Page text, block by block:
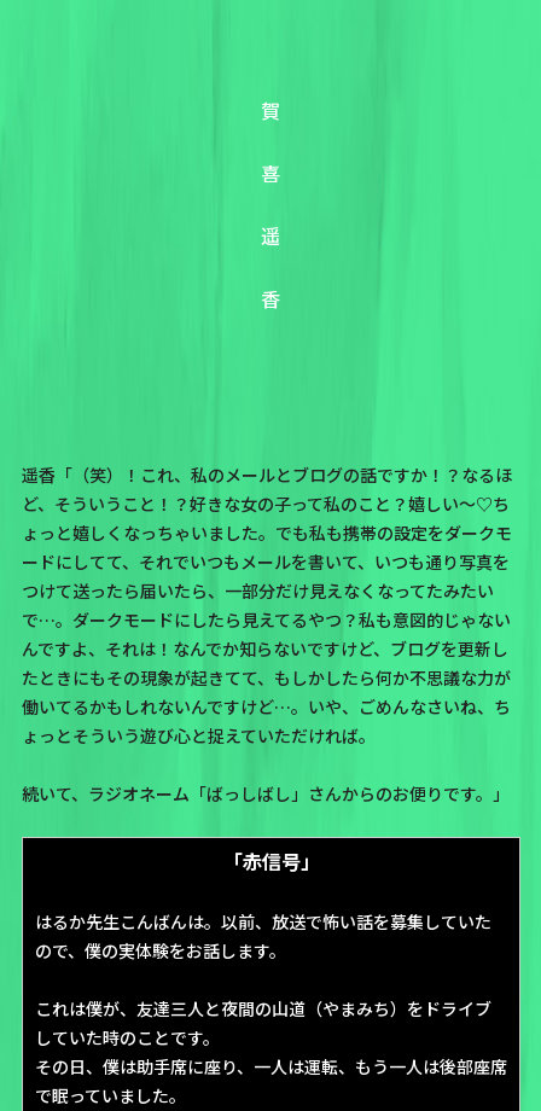
賀
喜
遥
香
遥香「（笑）！これ、私のメールとブログの話ですか！？なるほ
ど、そういうこと！？好きな女の子って私のこと？嬉しい〜♡ち
ょっと嬉しくなっちゃいました。でも私も携帯の設定をダークモ
ードにしてて、それでいつもメールを書いて、いつも通り写真を
つけて送ったら届いたら、一部分だけ見えなくなってたみたい
で…。ダークモードにしたら見えてるやつ？私も意図的じゃない
んですよ、それは！なんでか知らないですけど、ブログを更新し
たときにもその現象が起きてて、もしかしたら何か不思議な力が
働いてるかもしれないんですけど…。いや、ごめんなさいね、ち
ょっとそういう遊び心と捉えていただければ。
続いて、ラジオネーム 「ばっしばし」 さんからのお便りです。」
「赤信号」
はるか先生こんばんは。以前、放送で怖い話を募集していた
ので、僕の実体験をお話します。
これは僕が、友達三人と夜間の山道（やまみち）をドライブ
していた時のことです。
その日、僕は助手席に座り、一人は運転、もう一人は後部座席
で眠っていました。